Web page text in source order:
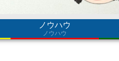
ノウハウ
ノウハウ